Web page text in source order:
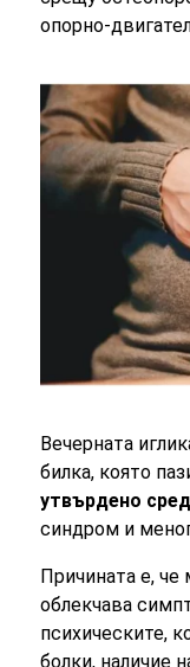
опорно-
Вечерната
билка, която
утвърдено
синдром и
Причината е, че
облекчава
психическите,
болки, наличие